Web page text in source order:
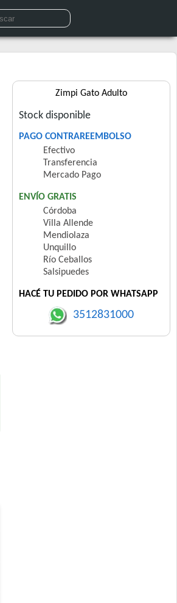
Zimpi Gato Adulto
Stock disponible
PAGO CONTRAREEMBOLSO
Efectivo
Transferencia
Mercado Pago
ENVÍO GRATIS
Córdoba
Villa Allende
Mendiolaza
Unquillo
Río Ceballos
Salsipuedes
HACÉ TU PEDIDO POR WHATSAPP
3512831000